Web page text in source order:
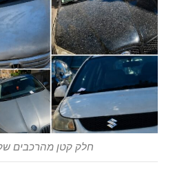
חלק קטן מהרכבים